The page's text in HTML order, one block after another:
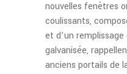
nouvelles fenêtres
coulissants,
et d’un
galvanisée,
anciens portails de